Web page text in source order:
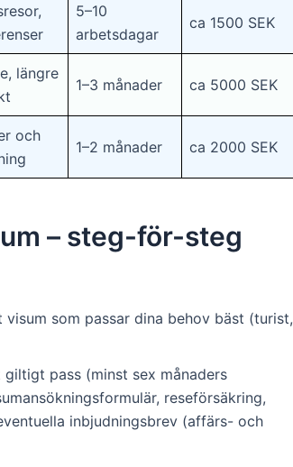
5–10
arbetsdagar
ca 1500 SEK
längre
1–3 månader ca 5000 SEK
och
1–2 månader ca 2000 SEK
– steg-för-steg
visum som passar dina behov bäst (turist,
giltigt pass (minst sex månaders
reseförsäkring,
inbjudningsbrev (affärs- och